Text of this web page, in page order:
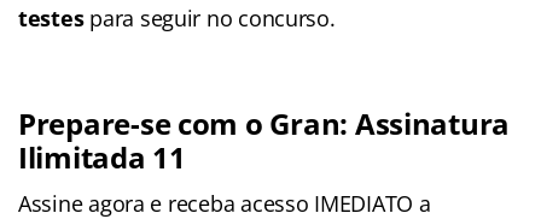
testespara seguir no concurso.
Prepare-se com o Gran: Assinatura
Ilimitada 11
Assine agora e receba acesso IMEDIATO a